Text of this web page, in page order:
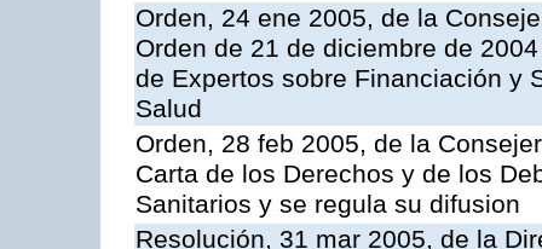
Orden, 24 ene 2005, de la
Orden de 21 de diciembre de
de Expertos sobre Financiación y
Salud
Orden, 28 feb 2005, de la
Carta de los Derechos y de los
Sanitarios y se regula su difusion
Resolución, 31 mar 2005, de la